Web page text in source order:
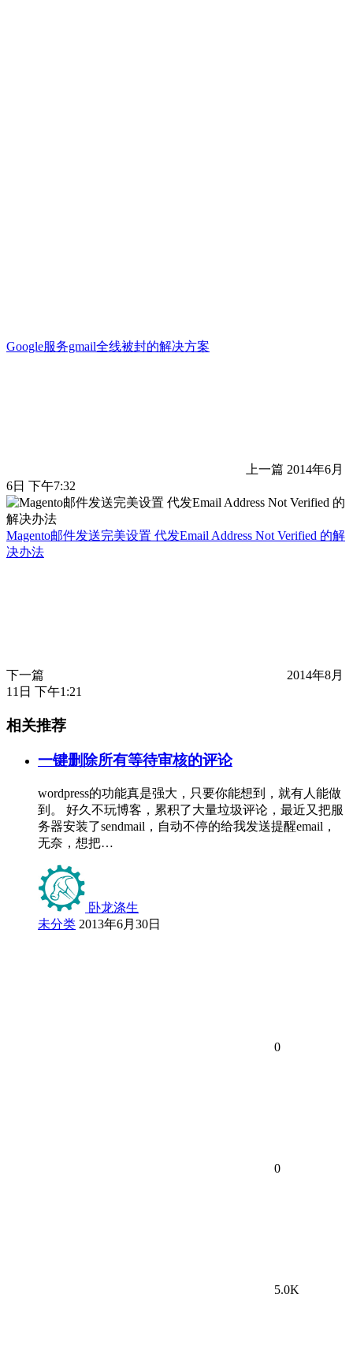
Google服务gmail全线被封的解决方案
上一篇 2014年6月
6日 下午7:32
Magento邮件发送完美设置 代发Email Address Not Verified 的解
决办法
下一篇
2014年8月
11日 下午1:21
相关推荐
一键删除所有等待审核的评论
wordpress的功能真是强大，只要你能想到，就有人能做
到。 好久不玩博客，累积了大量垃圾评论，最近又把服
务器安装了sendmail，自动不停的给我发送提醒email，
无奈，想把…
卧龙涤生
未分类 2013年6月30日
0
0
5.0K